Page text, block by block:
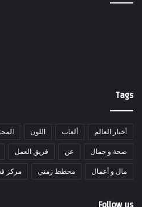
Tags
أخبار العالم ألعاب اللون
صحة و جمال عن فريق العمل
مال و أعمال مخطط زمني مركز